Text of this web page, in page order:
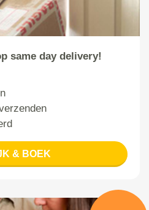
same day delivery!
& BOEK